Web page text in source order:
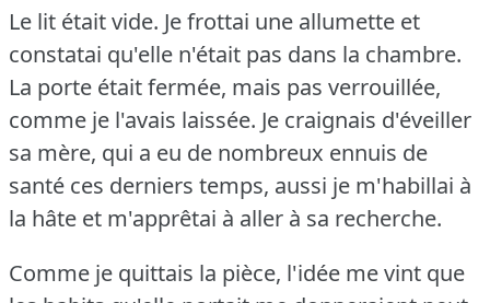
Le lit était vide. Je frottai une allumette et
constatai qu'elle n'était pas dans la chambre.
La porte était fermée, mais pas verrouillée,
comme je l'avais laissée. Je craignais d'éveiller
sa mère, qui a eu de nombreux ennuis de
santé ces derniers temps, aussi je m'habillai à
la hâte et m'apprêtai à aller à sa recherche.
Comme je quittais la pièce, l'idée me vint que